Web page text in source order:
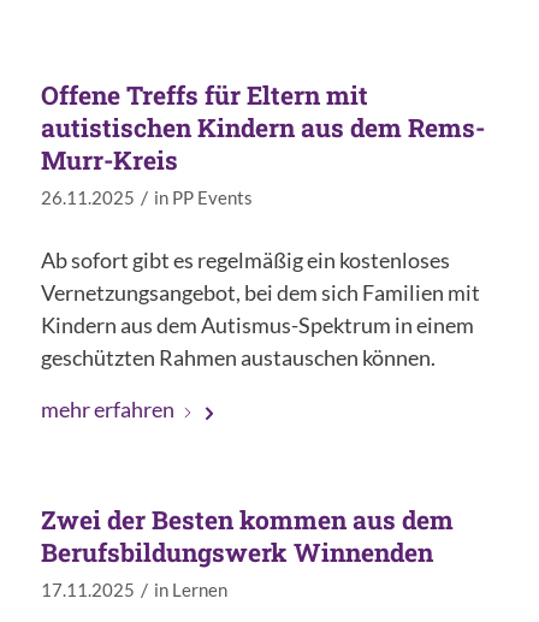
Offene Treffs für Eltern mit
autistischen Kindern aus dem Rems-
Murr-Kreis
26.11.2025 / in PP Events
Ab sofort gibt es regelmäßig ein kostenloses
Vernetzungsangebot, bei dem sich Familien mit
Kindern aus dem Autismus-Spektrum in einem
geschützten Rahmen austauschen können.
mehr erfahren
Zwei der Besten kommen aus dem
Berufsbildungswerk Winnenden
17.11.2025 / in Lernen